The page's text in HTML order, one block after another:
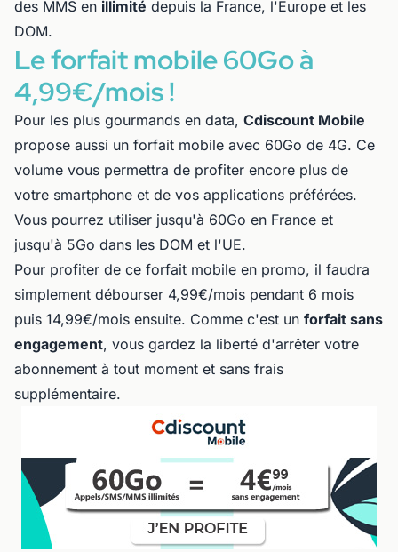
des MMS en illimité depuis la France, l'Europe et les
DOM.
Le forfait mobile 60Go à
4,99€/mois !
Pour les plus gourmands en data, Cdiscount Mobile
propose aussi un forfait mobile avec 60Go de 4G. Ce
volume vous permettra de profiter encore plus de
votre smartphone et de vos applications préférées.
Vous pourrez utiliser jusqu'à 60Go en France et
jusqu'à 5Go dans les DOM et l'UE.
Pour profiter de ce forfait mobile en promo, il faudra
simplement débourser 4,99€/mois pendant 6 mois
puis 14,99€/mois ensuite. Comme c'est un forfait sans
engagement, vous gardez la liberté d'arrêter votre
abonnement à tout moment et sans frais
supplémentaire.